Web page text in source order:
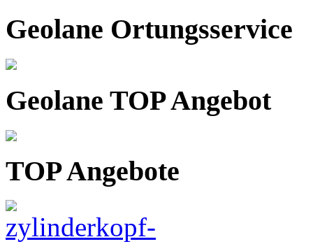
Restauration
Geolane Ortungsservice
Geolane TOP Angebot
TOP Angebote